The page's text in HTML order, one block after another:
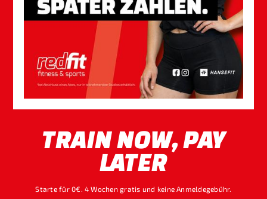
TRAIN NOW, PAY
LATER
Starte für 0€. 4 Wochen gratis und keine Anmeldegebühr.